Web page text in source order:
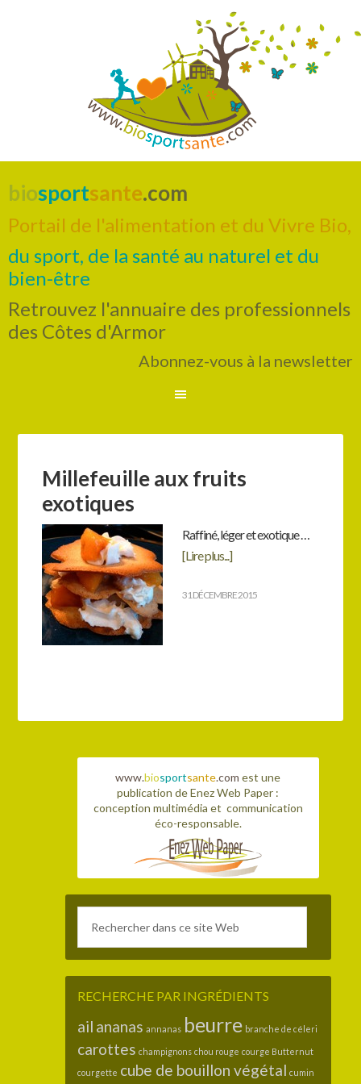
biosportsante.com
Portail de l'alimentation et du Vivre Bio,
du sport, de la santé au naturel et du
bien-être
Retrouvez l'annuaire des professionnels
des Côtes d'Armor
Abonnez-vous à la newsletter
Millefeuille aux fruits
exotiques
Raffiné, léger et exotique …
[Lire plus...]
31 DÉCEMBRE 2015
www.biosportsante.com est une
publication de Enez Web Paper :
conception multimédia et communication
éco-responsable.
RECHERCHE PAR INGRÉDIENTS
ail ananas annanas beurre branche de céleri
carottes champignons chou rouge courge Butternut
courgette cube de bouillon végétal cumin